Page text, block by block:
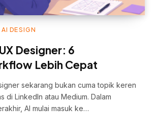
AI DESIGN
Designer: 6
Lebih Cepat
sekarang bukan cuma topik keren
di LinkedIn atau Medium. Dalam
AI mulai masuk ke…